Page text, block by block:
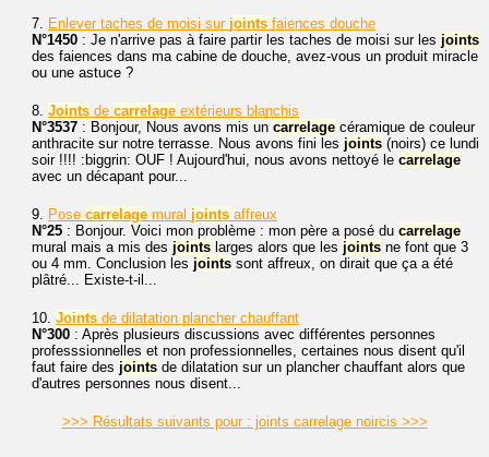
7. Enlever taches de moisi sur joints faiences douche
N°1450 : Je n'arrive pas à faire partir les taches de moisi sur les joints
des faiences dans ma cabine de douche, avez-vous un produit miracle
ou une astuce ?
8. Joints de carrelage extérieurs blanchis
N°3537 : Bonjour, Nous avons mis un carrelage céramique de couleur
anthracite sur notre terrasse. Nous avons fini les joints (noirs) ce lundi
soir !!!! :biggrin: OUF ! Aujourd'hui, nous avons nettoyé le carrelage
avec un décapant pour...
9. Pose carrelage mural joints affreux
N°25 : Bonjour. Voici mon problème : mon père a posé du carrelage
mural mais a mis des joints larges alors que les joints ne font que 3
ou 4 mm. Conclusion les joints sont affreux, on dirait que ça a été
plâtré... Existe-t-il...
10. Joints de dilatation plancher chauffant
N°300 : Après plusieurs discussions avec différentes personnes
professsionnelles et non professionnelles, certaines nous disent qu'il
faut faire des joints de dilatation sur un plancher chauffant alors que
d'autres personnes nous disent...
>>> Résultats suivants pour : joints carrelage noircis >>>